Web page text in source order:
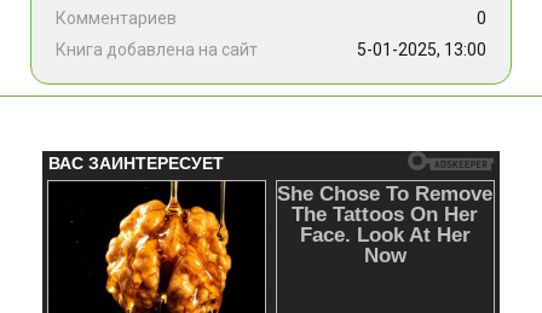
Комментариев
0
Книга добавлена на сайт
5-01-2025, 13:00